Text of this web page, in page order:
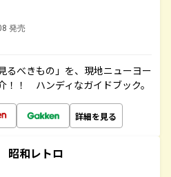
発売
るべきもの」を、現地ニューヨー
！！ ハンディなガイドブック。
詳細を見る
昭和レトロ